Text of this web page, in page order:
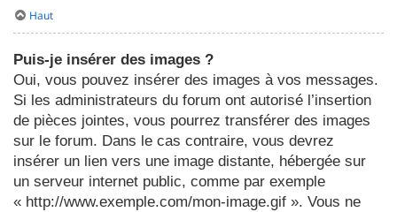
Haut
Puis-je insérer des images ?
Oui, vous pouvez insérer des images à vos messages.
Si les administrateurs du forum ont autorisé l’insertion
de pièces jointes, vous pourrez transférer des images
sur le forum. Dans le cas contraire, vous devrez
insérer un lien vers une image distante, hébergée sur
un serveur internet public, comme par exemple
« http://www.exemple.com/mon-image.gif ». Vous ne